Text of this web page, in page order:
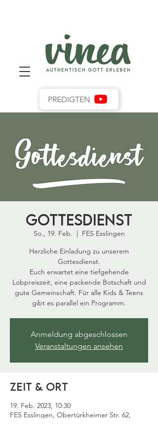
PREDIGTEN
Gottesdienst
So., 19. Feb.
  |
FES Esslingen
Herzliche Einladung zu unserem
Gottesdienst.
Euch erwartet eine tiefgehende
Lobpreiszeit, eine packende Botschaft und
gute Gemeinschaft. Für alle Kids & Teens
gibt es parallel ein Programm.
Anmeldung abgeschlossen
Veranstaltungen ansehen
Zeit & Ort
19. Feb. 2023, 10:30
FES Esslingen, Obertürkheimer Str. 62,